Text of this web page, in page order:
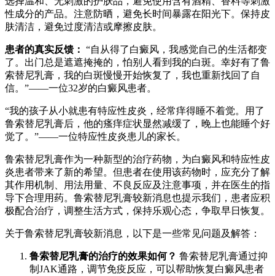
性成分的产品。注意防晒，避免长时间暴露在阳光下。保持皮
肤清洁，避免过度清洁或摩擦皮肤。
患者的真实反馈： “自从得了白癜风，我感觉自己的生活都变
了。出门总是遮遮掩掩的，怕别人看到我的白斑。幸好有了鲁
索替尼乳膏，我的白斑慢慢开始恢复了，我也重新找回了自
信。”——一位32岁的白癜风患者。
“我的孩子从小就患有特应性皮炎，经常痒得睡不着觉。用了
鲁索替尼乳膏后，他的瘙痒症状显然减缓了，晚上也能睡个好
觉了。”——一位特应性皮炎患儿的家长。
鲁索替尼乳膏作为一种新型的治疗药物，为白癜风和特应性皮
炎患者带来了新的希望。但患者在使用该药物时，应充分了解
其作用机制、用法用量、不良反应及注意事项，并在医生的指
导下合理用药。鲁索替尼乳膏较新消息也提示我们，患者应积
极配合治疗，调整生活方式，保持乐观心态，争取早日恢复。
关于鲁索替尼乳膏较新消息，以下是一些常见问题及解答：
鲁索替尼乳膏的治疗的效果如何？ 鲁索替尼乳膏通过抑
制JAK通路，调节免疫反应，可以帮助恢复白癜风患者